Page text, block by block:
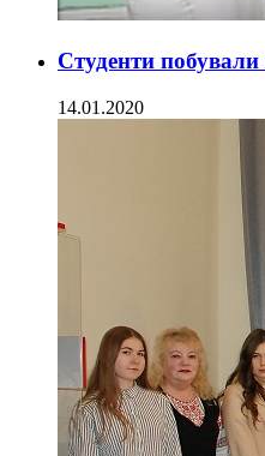
Студенти
14.01.2020